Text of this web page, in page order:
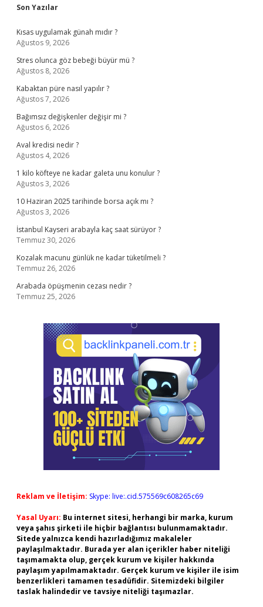
Sidebar
Son Yazılar
Kısas uygulamak günah mıdır ?
Ağustos 9, 2026
Stres olunca göz bebeği büyür mü ?
Ağustos 8, 2026
Kabaktan püre nasıl yapılır ?
Ağustos 7, 2026
Bağımsız değişkenler değişir mi ?
Ağustos 6, 2026
Aval kredisi nedir ?
Ağustos 4, 2026
1 kilo köfteye ne kadar galeta unu konulur ?
Ağustos 3, 2026
10 Haziran 2025 tarihinde borsa açık mı ?
Ağustos 3, 2026
İstanbul Kayseri arabayla kaç saat sürüyor ?
Temmuz 30, 2026
Kozalak macunu günlük ne kadar tüketilmeli ?
Temmuz 26, 2026
Arabada öpüşmenin cezası nedir ?
Temmuz 25, 2026
Reklam ve İletişim: Skype: live:.cid.575569c608265c69
Yasal Uyarı: Bu internet sitesi, herhangi bir marka, kurum
veya şahıs şirketi ile hiçbir bağlantısı bulunmamaktadır.
Sitede yalnızca kendi hazırladığımız makaleler
paylaşılmaktadır. Burada yer alan içerikler haber niteliği
taşımamakta olup, gerçek kurum ve kişiler hakkında
paylaşım yapılmamaktadır. Gerçek kurum ve kişiler ile isim
benzerlikleri tamamen tesadüfidir. Sitemizdeki bilgiler
taslak halindedir ve tavsiye niteliği taşımazlar.